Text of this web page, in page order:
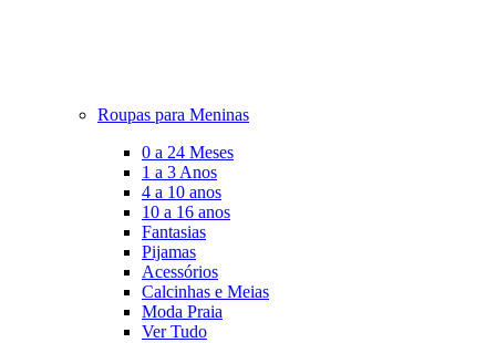
Roupas para Meninas
0 a 24 Meses
1 a 3 Anos
4 a 10 anos
10 a 16 anos
Fantasias
Pijamas
Acessórios
Calcinhas e Meias
Moda Praia
Ver Tudo